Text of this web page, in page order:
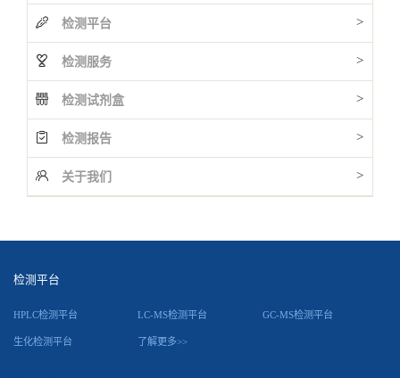
检测平台 >
检测服务 >
检测试剂盒 >
检测报告 >
关于我们 >
检测平台
HPLC检测平台 LC-MS检测平台 GC-MS检测平台
生化检测平台 了解更多>>